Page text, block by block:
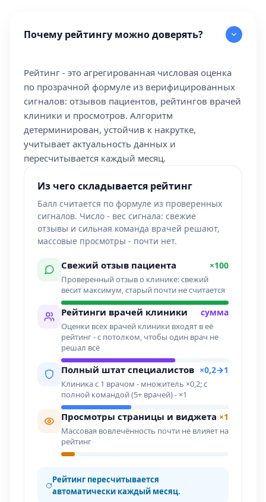
Почему рейтингу можно доверять?
Рейтинг - это агрегированная числовая оценка
по прозрачной формуле из верифицированных
сигналов: отзывов пациентов, рейтингов врачей
клиники и просмотров. Алгоритм
детерминирован, устойчив к накрутке,
учитывает актуальность данных и
пересчитывается каждый месяц.
Из чего складывается рейтинг
Балл считается по формуле из проверенных
сигналов. Число - вес сигнала: свежие
отзывы и сильная команда врачей решают,
массовые просмотры - почти нет.
Свежий отзыв пациента ×100
Проверенный отзыв о клинике: свежий
весит максимум, старый почти не считается
Рейтинги врачей клиники сумма
Оценки всех врачей клиники входят в её
рейтинг - с потолком, чтобы один врач не
решал всё
Полный штат специалистов ×0,2→1
Клиника с 1 врачом - множитель ×0,2; с
полной командой (5+ врачей) - ×1
Просмотры страницы и виджета ×1
Массовая вовлечённость почти не влияет на
рейтинг
Рейтинг пересчитывается
автоматически каждый месяц.